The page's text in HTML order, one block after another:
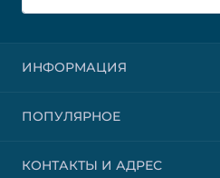
ИНФОРМАЦИЯ
ПОПУЛЯРНОЕ
КОНТАКТЫ И АДРЕС